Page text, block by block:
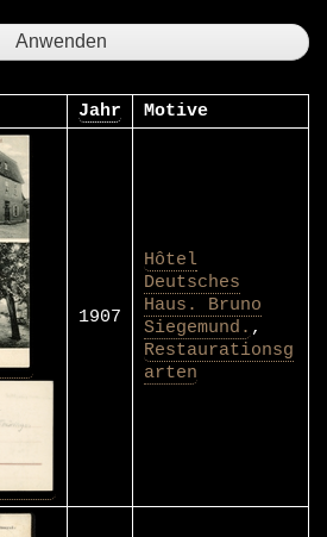
Jahr Motive
1907
Hôtel
Deutsches
Haus. Bruno
Siegemund. ,
Restaurationsg
arten